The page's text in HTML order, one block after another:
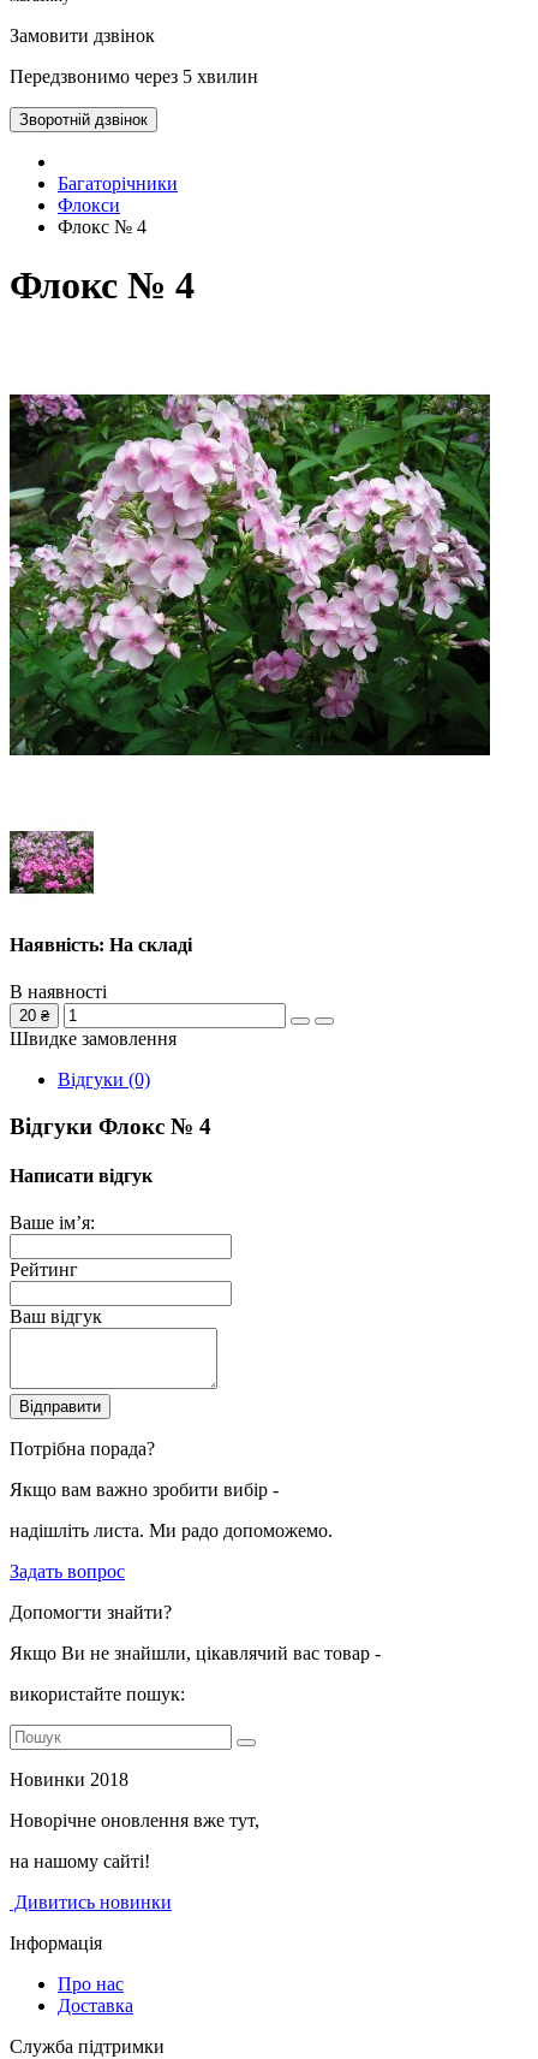
Замовити дзвінок
Передзвонимо через 5 хвилин
Зворотній дзвінок
Багаторічники
Флокси
Флокс № 4
Флокс № 4
Наявність: На складі
В наявності
20 ₴
Швидке замовлення
Відгуки (0)
Відгуки Флокс № 4
Написати відгук
Ваше ім’я:
Рейтинг
Ваш відгук
Відправити
Потрібна порада?
Якщо вам важно зробити вибір -
надішліть листа. Ми радо допоможемо.
Задать вопрос
Допомогти знайти?
Якщо Ви не знайшли, цікавлячий вас товар -
використайте пошук:
Новинки 2018
Новорічне оновлення вже тут,
на нашому сайті!
Дивитись новинки
Інформація
Про нас
Доставка
Служба підтримки